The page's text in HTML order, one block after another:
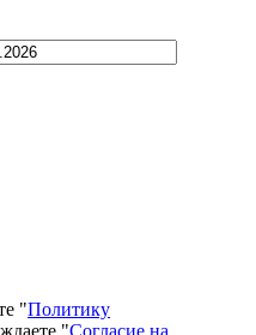
"Политику
"Согласие на